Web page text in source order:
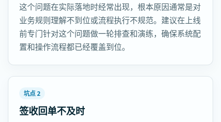
这个问题在实际落地时经常出现，根本原因通常是对
业务规则理解不到位或流程执行不规范。建议在上线
前专门针对这个问题做一轮排查和演练，确保系统配
置和操作流程都已经覆盖到位。
坑点 2
签收回单不及时